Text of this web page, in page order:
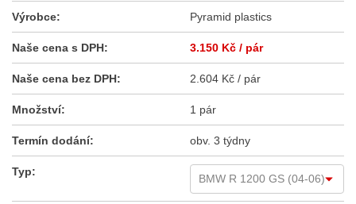
Výrobce: Pyramid plastics
Naše cena s DPH: 3.150 Kč / pár
Naše cena bez DPH: 2.604 Kč / pár
Množství: 1 pár
Termín dodání: obv. 3 týdny
Typ: